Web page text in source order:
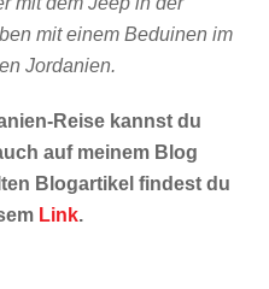
mit einem Beduinen im
Jordanien.
Reise kannst du
auf meinem Blog
Blogartikel findest du
Link.